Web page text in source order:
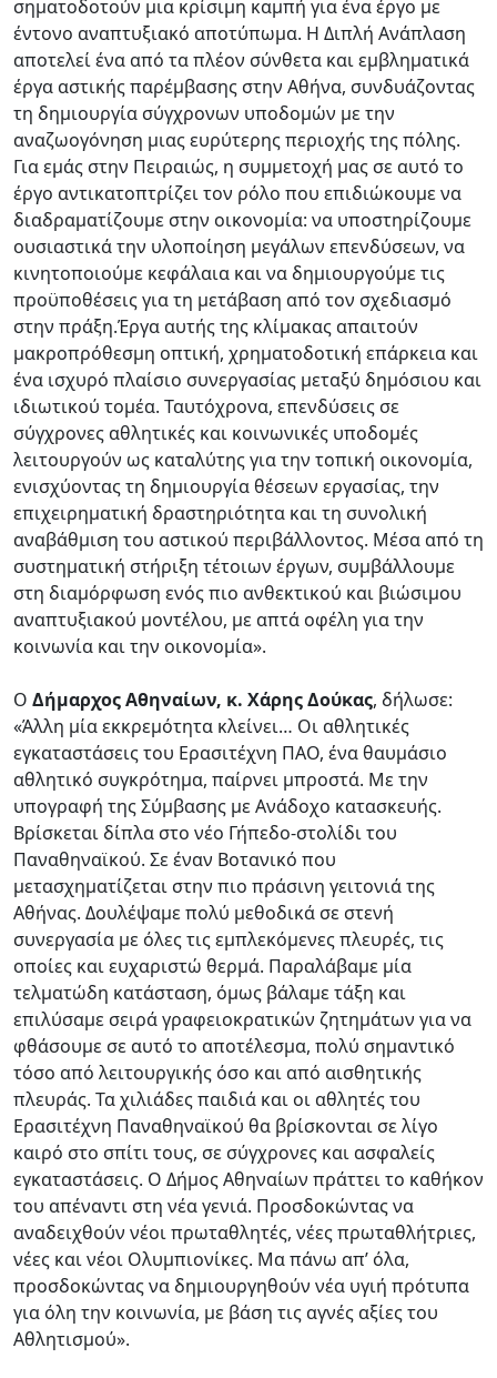
σηματοδοτούν μια κρίσιμη καμπή για ένα έργο με
έντονο αναπτυξιακό αποτύπωμα. Η Διπλή Ανάπλαση
αποτελεί ένα από τα πλέον σύνθετα και εμβληματικά
έργα αστικής παρέμβασης στην Αθήνα, συνδυάζοντας
τη δημιουργία σύγχρονων υποδομών με την
αναζωογόνηση μιας ευρύτερης περιοχής της πόλης.
Για εμάς στην Πειραιώς, η συμμετοχή μας σε αυτό το
έργο αντικατοπτρίζει τον ρόλο που επιδιώκουμε να
διαδραματίζουμε στην οικονομία: να υποστηρίζουμε
ουσιαστικά την υλοποίηση μεγάλων επενδύσεων, να
κινητοποιούμε κεφάλαια και να δημιουργούμε τις
προϋποθέσεις για τη μετάβαση από τον σχεδιασμό
στην πράξη.Έργα αυτής της κλίμακας απαιτούν
μακροπρόθεσμη οπτική, χρηματοδοτική επάρκεια και
ένα ισχυρό πλαίσιο συνεργασίας μεταξύ δημόσιου και
ιδιωτικού τομέα. Ταυτόχρονα, επενδύσεις σε
σύγχρονες αθλητικές και κοινωνικές υποδομές
λειτουργούν ως καταλύτης για την τοπική οικονομία,
ενισχύοντας τη δημιουργία θέσεων εργασίας, την
επιχειρηματική δραστηριότητα και τη συνολική
αναβάθμιση του αστικού περιβάλλοντος. Μέσα από τη
συστηματική στήριξη τέτοιων έργων, συμβάλλουμε
στη διαμόρφωση ενός πιο ανθεκτικού και βιώσιμου
αναπτυξιακού μοντέλου, με απτά οφέλη για την
κοινωνία και την οικονομία».
Ο Δήμαρχος Αθηναίων, κ. Χάρης Δούκας, δήλωσε:
«Άλλη μία εκκρεμότητα κλείνει… Οι αθλητικές
εγκαταστάσεις του Ερασιτέχνη ΠΑΟ, ένα θαυμάσιο
αθλητικό συγκρότημα, παίρνει μπροστά. Με την
υπογραφή της Σύμβασης με Ανάδοχο κατασκευής.
Βρίσκεται δίπλα στο νέο Γήπεδο-στολίδι του
Παναθηναϊκού. Σε έναν Βοτανικό που
μετασχηματίζεται στην πιο πράσινη γειτονιά της
Αθήνας. Δουλέψαμε πολύ μεθοδικά σε στενή
συνεργασία με όλες τις εμπλεκόμενες πλευρές, τις
οποίες και ευχαριστώ θερμά. Παραλάβαμε μία
τελματώδη κατάσταση, όμως βάλαμε τάξη και
επιλύσαμε σειρά γραφειοκρατικών ζητημάτων για να
φθάσουμε σε αυτό το αποτέλεσμα, πολύ σημαντικό
τόσο από λειτουργικής όσο και από αισθητικής
πλευράς. Τα χιλιάδες παιδιά και οι αθλητές του
Ερασιτέχνη Παναθηναϊκού θα βρίσκονται σε λίγο
καιρό στο σπίτι τους, σε σύγχρονες και ασφαλείς
εγκαταστάσεις. Ο Δήμος Αθηναίων πράττει το καθήκον
του απέναντι στη νέα γενιά. Προσδοκώντας να
αναδειχθούν νέοι πρωταθλητές, νέες πρωταθλήτριες,
νέες και νέοι Ολυμπιονίκες. Μα πάνω απ’ όλα,
προσδοκώντας να δημιουργηθούν νέα υγιή πρότυπα
για όλη την κοινωνία, με βάση τις αγνές αξίες του
Αθλητισμού».